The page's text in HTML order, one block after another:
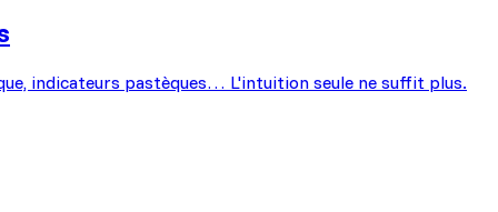
indicateurs pastèques… L'intuition seule ne suffit plus.